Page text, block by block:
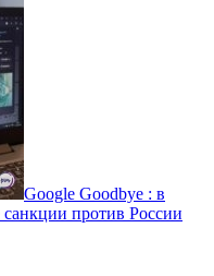
Google Goodbye : в
санкции против России